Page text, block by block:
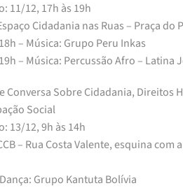
11/12, 17h às 19h
Cidadania nas Ruas – Praça do
– Música: Grupo Peru Inkas
– Música: Percussão Afro – Latina
Conversa Sobre Cidadania, Direitos
Social
13/12, 9h às 14h
– Rua Costa Valente, esquina com
Grupo Kantuta Bolívia